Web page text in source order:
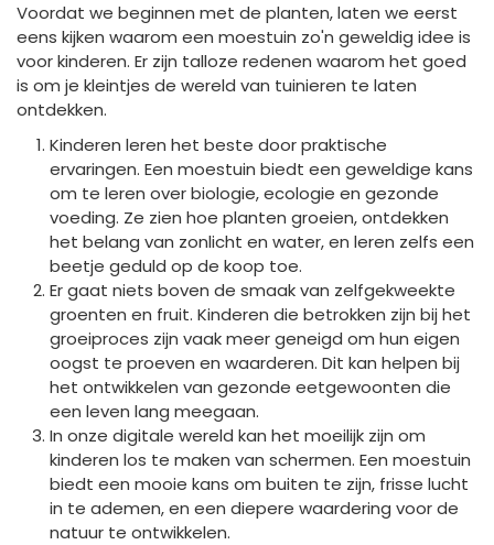
Voordat we beginnen met de planten, laten we eerst
eens kijken waarom een moestuin zo'n geweldig idee is
voor kinderen. Er zijn talloze redenen waarom het goed
is om je kleintjes de wereld van tuinieren te laten
ontdekken.
Kinderen leren het beste door praktische
ervaringen. Een moestuin biedt een geweldige kans
om te leren over biologie, ecologie en gezonde
voeding. Ze zien hoe planten groeien, ontdekken
het belang van zonlicht en water, en leren zelfs een
beetje geduld op de koop toe.
Er gaat niets boven de smaak van zelfgekweekte
groenten en fruit. Kinderen die betrokken zijn bij het
groeiproces zijn vaak meer geneigd om hun eigen
oogst te proeven en waarderen. Dit kan helpen bij
het ontwikkelen van gezonde eetgewoonten die
een leven lang meegaan.
In onze digitale wereld kan het moeilijk zijn om
kinderen los te maken van schermen. Een moestuin
biedt een mooie kans om buiten te zijn, frisse lucht
in te ademen, en een diepere waardering voor de
natuur te ontwikkelen.